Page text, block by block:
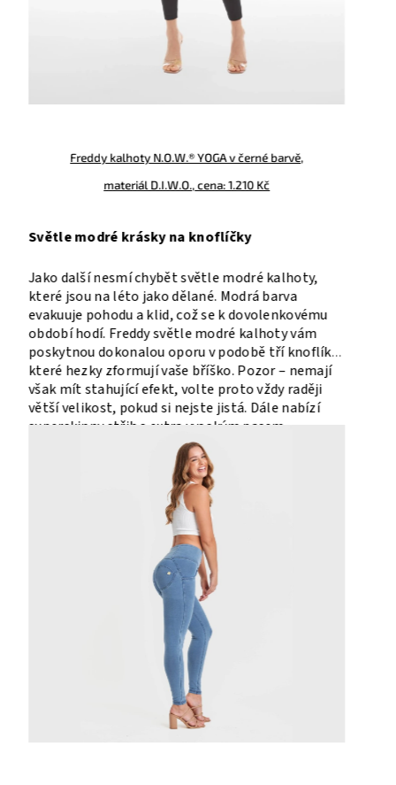
Krátký Freddy TOP s čtvercovým výstřihem z tkaniny s
efektem, cena: 500 Kč
Hnědé body s cvočky
Hnědá letos letí, proto je nejvyšší čas si pořídit si
něco právě v této barvě. Pohodlné body, které má
všité zapínání na cvočky, vám poskytne nejen
vzhled, ale i komfort. Nejlépe vypadá
s modrými nebo béžovými kalhoty. Dá se skvěle
doplnit krémovými doplňky a docílíte tak
sofistikovaného vzhledu.